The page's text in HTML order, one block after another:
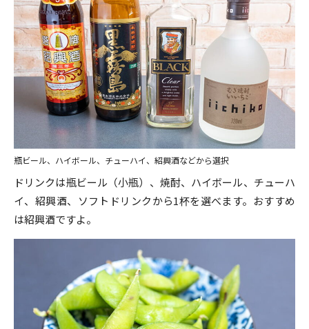
瓶ビール、ハイボール、チューハイ、紹興酒などから選択
ドリンクは瓶ビール（小瓶）、焼酎、ハイボール、チューハ
イ、紹興酒、ソフトドリンクから1杯を選べます。おすすめ
は紹興酒ですよ。